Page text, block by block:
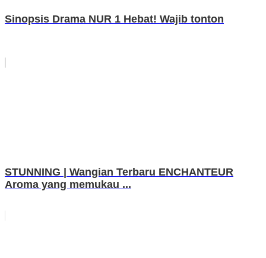
Sinopsis Drama NUR 1 Hebat! Wajib tonton
STUNNING | Wangian Terbaru ENCHANTEUR
Aroma yang memukau ...